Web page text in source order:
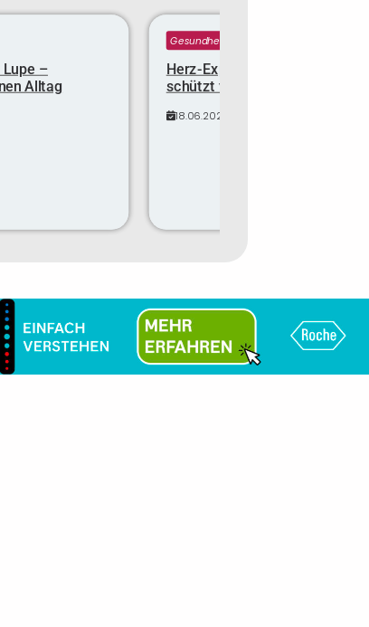
Lupe –
Alltag
Gesundheit
Herz-Expertin verrät: Diese
schützt vor dem Infarkt
18.06.2025